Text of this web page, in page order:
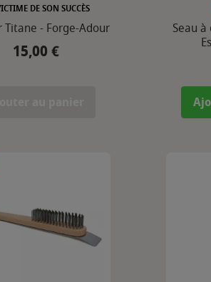
DE SON SUCCÈS
- Forge-Adour
Prix
15,00 €
Seau